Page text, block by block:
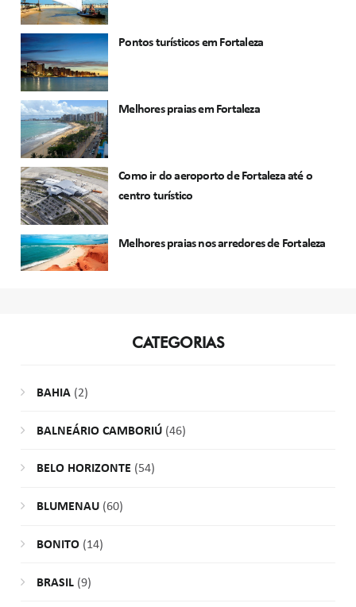
Pontos turísticos em Fortaleza
Melhores praias em Fortaleza
Como ir do aeroporto de Fortaleza até o
centro turístico
Melhores praias nos arredores de Fortaleza
CATEGORIAS
BAHIA(2)
BALNEÁRIO CAMBORIÚ(46)
BELO HORIZONTE (54)
BLUMENAU(60)
BONITO(14)
BRASIL(9)